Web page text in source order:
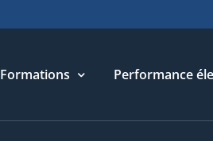
Formations Performance